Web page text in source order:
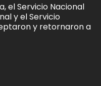
el Servicio Nacional
y el Servicio
y retornaron a